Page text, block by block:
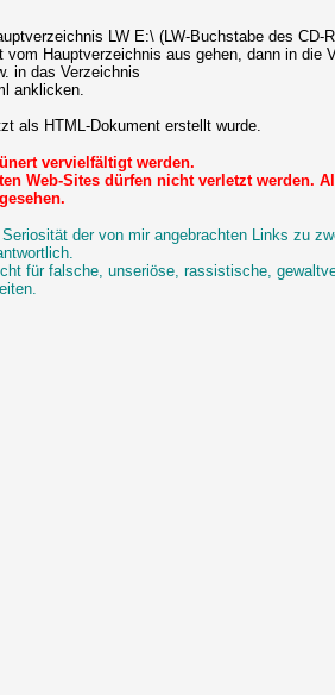
LW E:\ (LW-Buchstabe des CD-
Hauptverzeichnis aus gehen, dann in die
in das Verzeichnis
anklicken.
als HTML-Dokument erstellt wurde.
vervielfältigt werden.
Web-Sites dürfen nicht verletzt werden.
der von mir angebrachten Links zu
für falsche, unseriöse, rassistische,